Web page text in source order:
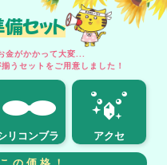
セット
金がかかって大変...
うセットをご用意しました！
リコンブラ アクセ